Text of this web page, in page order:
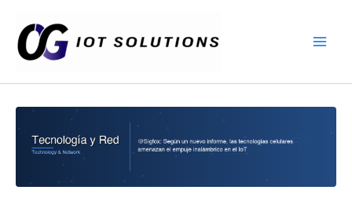
contenido